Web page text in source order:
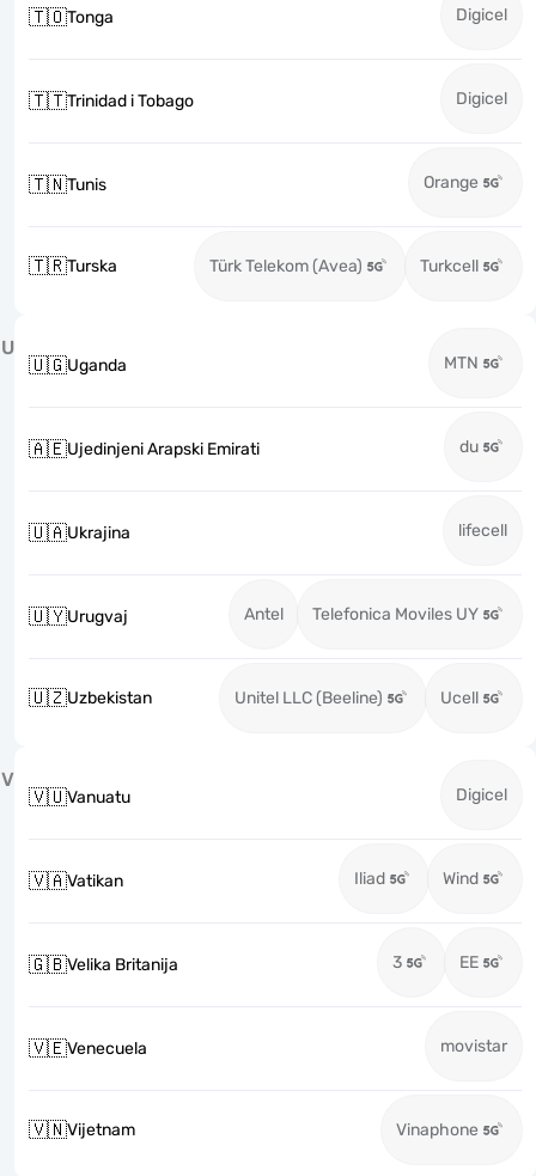
🇹🇴Tonga Digicel
🇹🇹Trinidad i Tobago Digicel
🇹🇳Tunis Orange
🇹🇷Turska Türk Telekom (Avea) Turkcell
U
🇺🇬Uganda MTN
🇦🇪Ujedinjeni Arapski Emirati du
🇺🇦Ukrajina lifecell
🇺🇾Urugvaj Antel Telefonica Moviles UY
🇺🇿Uzbekistan Unitel LLC (Beeline) Ucell
V
🇻🇺Vanuatu Digicel
🇻🇦Vatikan Iliad Wind
🇬🇧Velika Britanija 3 EE
🇻🇪Venecuela movistar
🇻🇳Vijetnam Vinaphone